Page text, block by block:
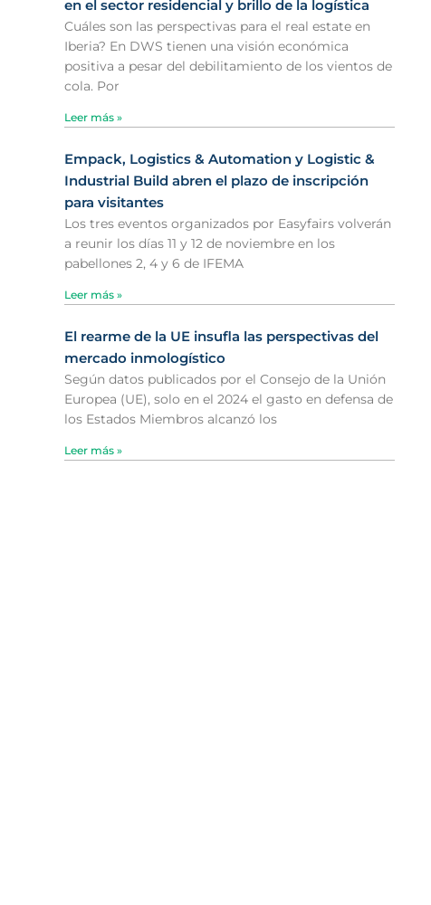
en el sector residencial y brillo de la logística
Cuáles son las perspectivas para el real estate en
Iberia? En DWS tienen una visión económica
positiva a pesar del debilitamiento de los vientos de
cola. Por
Leer más »
Empack, Logistics & Automation y Logistic &
Industrial Build abren el plazo de inscripción
para visitantes
Los tres eventos organizados por Easyfairs volverán
a reunir los días 11 y 12 de noviembre en los
pabellones 2, 4 y 6 de IFEMA
Leer más »
El rearme de la UE insufla las perspectivas del
mercado inmologístico
Según datos publicados por el Consejo de la Unión
Europea (UE), solo en el 2024 el gasto en defensa de
los Estados Miembros alcanzó los
Leer más »